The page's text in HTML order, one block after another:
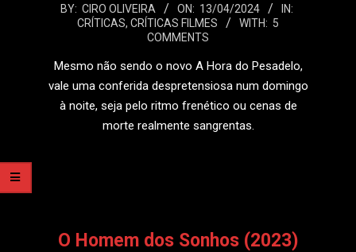
2024-
BY: CIRO OLIVEIRA ON: 13/04/2024
IN:
CRÍTICAS, CRÍTICAS FILMES WITH: 5
COMMENTS
Mesmo não sendo o novo A Hora do Pesadelo,
vale uma conferida despretensiosa num domingo
à noite, seja pelo ritmo frenético ou cenas de
morte realmente sangrentas.
O Homem dos Sonhos (2023)